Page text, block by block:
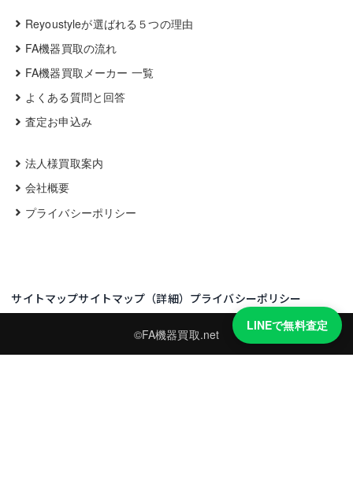
Reyoustyleが選ばれる５つの理由
FA機器買取の流れ
FA機器買取メーカー 一覧
よくある質問と回答
査定お申込み
法人様買取案内
会社概要
プライバシーポリシー
サイトマップサイトマップ（詳細） プライバシーポリシー
©FA機器買取.net
LINEで無料査定